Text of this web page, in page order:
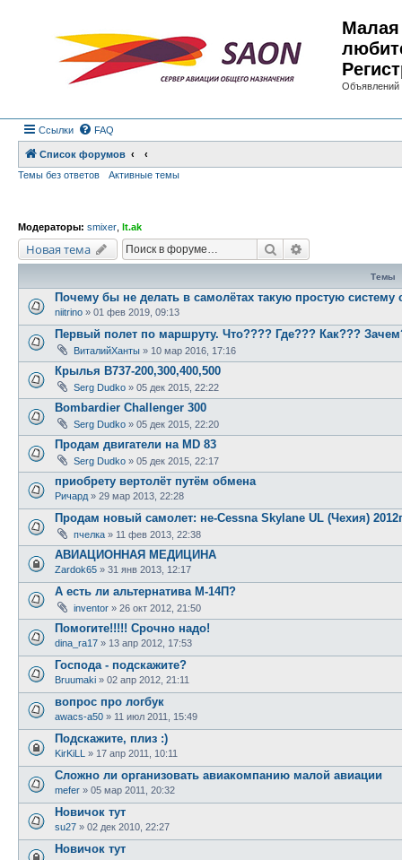
Малая
Объявлений
Ссылки FAQ
Список форумов
Темы без ответов
Активные темы
Модераторы: smixer lt.ak
Новая тема Поиск
Темы
Почему бы не делать в самолётах такую простую систему
niitrino » 01 фев 2019, 09:13
Первый полет по маршруту. Что???? Где??? Как???
ВиталийХанты » 10 мар 2016, 17:16
Крылья B737-200,300,400,500
Serg Dudko » 05 дек 2015, 22:22
Bombardier Challenger 300
Serg Dudko » 05 дек 2015, 22:20
Продам двигатели на MD 83
Serg Dudko » 05 дек 2015, 22:17
приобрету вертолёт путём обмена
Ричард » 29 мар 2013, 22:28
Продам новый самолет: не-Cessna Skylanе UL (Чехия)
пчелка » 11 фев 2013, 22:38
АВИАЦИОННАЯ МЕДИЦИНА
Zardok65 » 31 янв 2013, 12:17
А есть ли альтернатива М-14П?
inventor » 26 окт 2012, 21:50
Помогите!!!!! Срочно надо!
dina_ra17 » 13 апр 2012, 17:53
Господа - подскажите?
Bruumaki » 02 апр 2012, 21:11
вопрос про логбук
awacs-a50 » 11 июл 2011, 15:49
Подскажите, плиз :)
KirKiLL » 17 апр 2011, 10:11
Сложно ли организовать авиакомпанию малой авиации
mefer » 05 мар 2011, 20:32
Новичок тут
su27 » 02 дек 2010, 22:27
Новичок тут